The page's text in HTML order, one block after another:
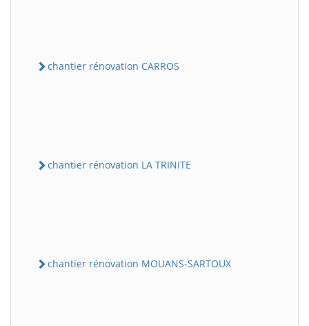
chantier rénovation CARROS
chantier rénovation LA TRINITE
chantier rénovation MOUANS-SARTOUX